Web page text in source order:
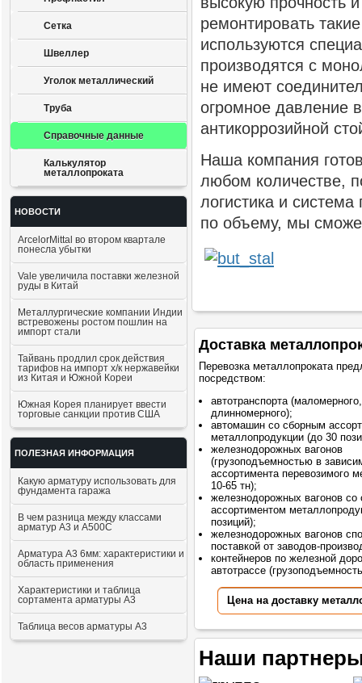
Сетка
Швеллер
Уголок металлический
Труба
Справочные данные
Калькулятор
металлопроката
НОВОСТИ
ArcelorMittal во втором квартале
понесла убытки
Vale увеличила поставки железной
руды в Китай
Металлургические компании Индии
встревожены ростом пошлин на
импорт стали
Тайвань продлил срок действия
тарифов на импорт х/к нержавейки
из Китая и Южной Кореи
Южная Корея планирует ввести
торговые санкции против США
ПОЛЕЗНАЯ ИНФОРМАЦИЯ
Какую арматуру использовать для
фундамента гаража
В чем разница между классами
арматур А3 и А500С
Арматура А3 6мм: характеристики и
область применения
Характеристики и таблица
сортамента арматуры А3
Таблица весов арматуры А3
ремонтировать
используются
производятся с
не имеют
огромное давление
антикоррозийной
Наша компания
любом количестве,
логистика и
по объему, мы
Доставка
Перевозка металлопроката
посредством:
автотранспорта (маломерного,
длинномерного);
автомашин со сборным
металлопродукции (до 30
железнодорожных вагонов
(грузоподъемностью в
ассортимента перевозимого
10-65 тн);
железнодорожных вагонов со
ассортиментом
позиций);
железнодорожных вагонов
поставкой от заводов-
контейнеров по железной
автотрассе
Цена на доставку
Наши